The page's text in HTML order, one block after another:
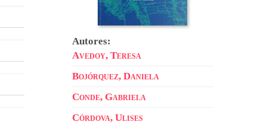
Autores:
Avedoy, Teresa
Bojórquez, Daniela
Conde, Gabriela
Córdova, Ulises